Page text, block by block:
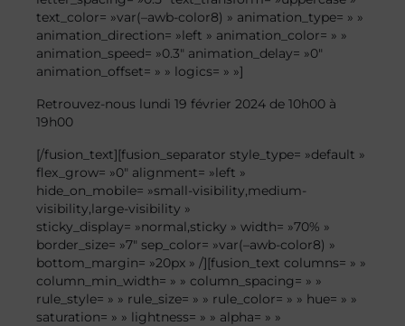
text_color= »var(–awb-color8) » animation_type= » »
animation_direction= »left » animation_color= » »
animation_speed= »0.3″ animation_delay= »0″
animation_offset= » » logics= » »]
Retrouvez-nous lundi 19 février 2024 de 10h00 à
19h00
[/fusion_text][fusion_separator style_type= »default »
flex_grow= »0″ alignment= »left »
hide_on_mobile= »small-visibility,medium-
visibility,large-visibility »
sticky_display= »normal,sticky » width= »70% »
border_size= »7″ sep_color= »var(–awb-color8) »
bottom_margin= »20px » /][fusion_text columns= » »
column_min_width= » » column_spacing= » »
rule_style= » » rule_size= » » rule_color= » » hue= » »
saturation= » » lightness= » » alpha= » »